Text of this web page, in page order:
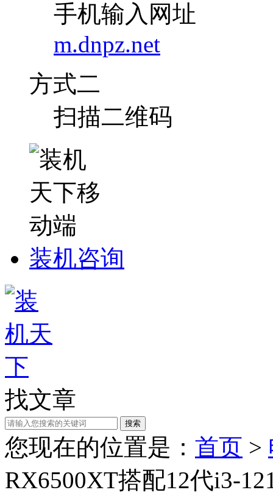
手机输入网址
m.dnpz.net
方式二
扫描二维码
装机咨询
找文章
搜索
您现在的位置是： 首页 >
RX6500XT搭配12代i3-